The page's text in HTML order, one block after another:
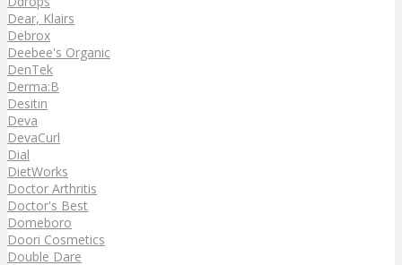
Dear, Klairs
Debrox
Deebee's Organic
DenTek
Derma:B
Desitin
Deva
DevaCurl
Dial
DietWorks
Doctor Arthritis
Doctor's Best
Domeboro
Doori Cosmetics
Double Dare